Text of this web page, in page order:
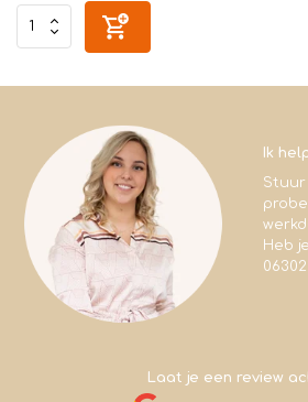
Ik
Stuur
Heb
Laat je een review